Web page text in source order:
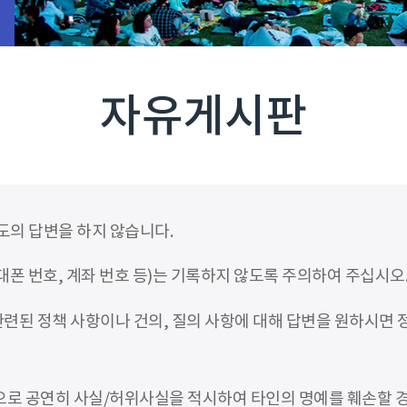
자유게시판
의 답변을 하지 않습니다.
번호, 계좌 번호 등)는 기록하지 않도록 주의하여 주십시오.
된 정책 사항이나 건의, 질의 사항에 대해 답변을 원하시
공연히 사실/허위사실을 적시하여 타인의 명예를 훼손할